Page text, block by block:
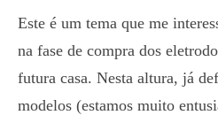
Este é um tema que me
na fase de compra dos
futura casa. Nesta altura, já
modelos (estamos muito